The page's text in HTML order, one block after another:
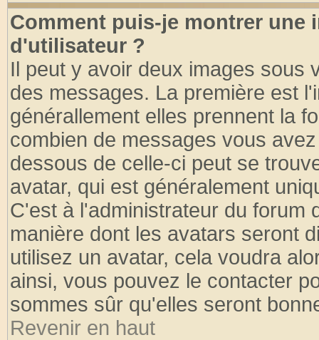
Comment puis-je montrer une
d'utilisateur ?
Il peut y avoir deux images sous
des messages. La première est
générallement elles prennent la
combien de messages vous
dessous de celle-ci peut se
avatar, qui est généralement
C'est à l'administrateur du forum
manière dont les avatars seront
utilisez un avatar, cela voudra
ainsi, vous pouvez le contacter
sommes sûr qu'elles seront
Revenir en haut